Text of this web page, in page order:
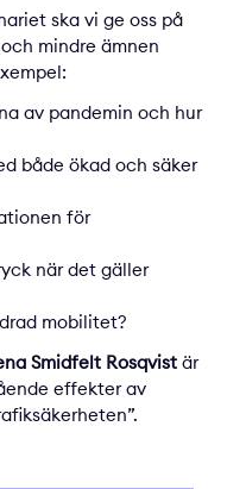
ska vi ge oss på
mindre ämnen
av pandemin och hur
både ökad och säker
för
när det gäller
mobilitet?
Smidfelt Rosqvist är
effekter av